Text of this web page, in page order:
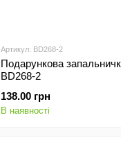
Артикул: BD268-2
Подарункова
BD268-2
138.00 грн
В наявності